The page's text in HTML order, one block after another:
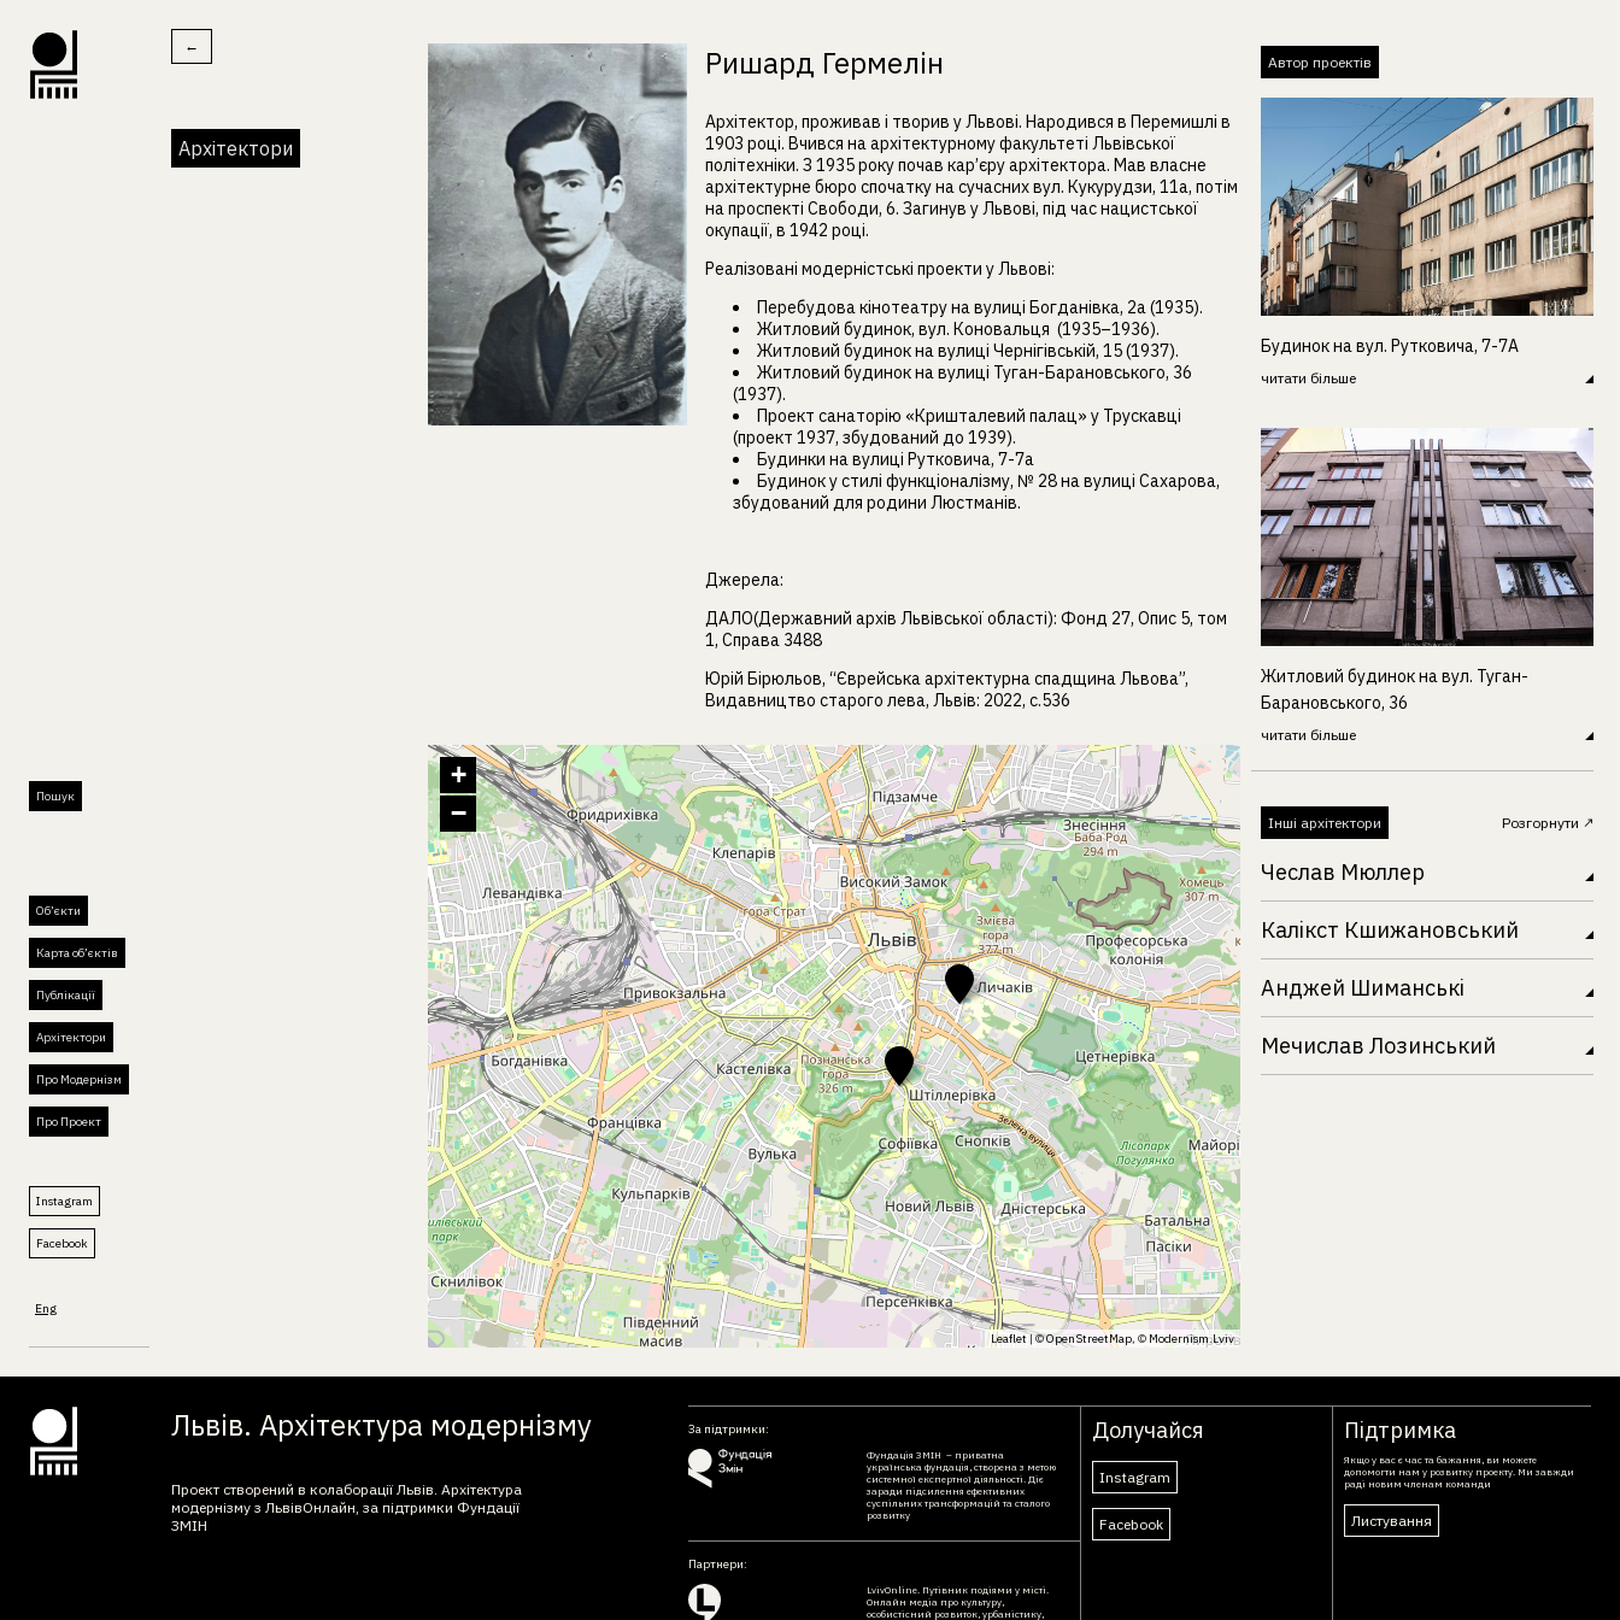
Пошук
Об’єкти
Карта об’єктів
Публікації
Архітектори
Про Модернізм
Про Проект
Instagram
Facebook
Eng
←
Архітектори
Ришард Гермелін
Архітектор, проживав і творив у Львові. Народився в Перемишлі в
1903 році. Вчився на архітектурному факультеті Львівської
політехніки. З 1935 року почав кар’єру архітектора. Мав власне
архітектурне бюро спочатку на сучасних вул. Кукурудзи, 11а, потім
на проспекті Свободи, 6. Загинув у Львові, під час нацистської
окупації, в 1942 році.
Реалізовані модерністські проекти у Львові:
Перебудова кінотеатру на вулиці Богданівка, 2а (1935).
Житловий будинок, вул. Коновальця (1935–1936).
Житловий будинок на вулиці Чернігівській, 15 (1937).
Житловий будинок на вулиці Туган-Барановського, 36
(1937).
Проект санаторію «Кришталевий палац» у Трускавці
(проект 1937, збудований до 1939).
Будинки на вулиці Рутковича, 7-7а
Будинок у стилі функціоналізму, № 28 на вулиці Сахарова,
збудований для родини Люстманів.
Джерела:
ДАЛО(Державний архів Львівської області): Фонд 27, Опис 5, том
1, Справа 3488
Юрій Бірюльов, “Єврейська архітектурна спадщина Львова”,
Видавництво старого лева, Львів: 2022, с.536
+
−
Leaflet| ©OpenStreetMap, © Modernism.Lviv
Автор проектів
Будинок на вул. Рутковича, 7-7А
читати більше
Житловий будинок на вул. Туган-
Барановського, 36
читати більше
Розгорнути
Інші архітектори
Чеслав Мюллер
Калікст Кшижановський
Анджей Шиманські
Мечислав Лозинський
Львів. Архітектура модернізму
Проект створений в колаборації Львів. Архітектура
модернізму з ЛьвівОнлайн, за підтримки Фундації
ЗМІН
За підтримки:
Фундація ЗМІН – приватна
українська фундація, створена з метою
системної експертної діяльності. Діє
заради підсилення ефективних
суспільних трансформацій та сталого
розвитку
Партнери:
LvivOnline. Путівник подіями у місті.
Онлайн медіа про культуру,
особистісний розвиток, урбаністику,
Долучайся
Instagram
Facebook
Підтримка
Якщо у вас є час та бажання, ви можете
допомогти нам у розвитку проекту. Ми завжди
раді новим членам команди
Листування